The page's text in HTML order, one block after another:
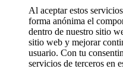
Al aceptar estos
forma anónima el
dentro de nuestro sitio
sitio web y mejorar
usuario. Con tu
servicios de terceros en